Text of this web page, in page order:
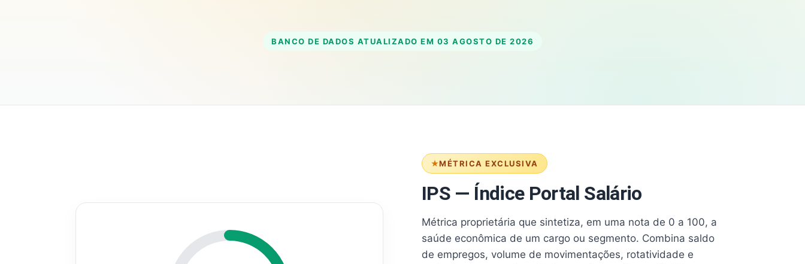
BANCO DE DADOS ATUALIZADO EM 03 AGOSTO DE 2026
MÉTRICA EXCLUSIVA
IPS — Índice Portal Salário
Métrica proprietária que sintetiza, em uma nota de 0 a 100, a
saúde econômica de um cargo ou segmento. Combina saldo
de empregos, volume de movimentações, rotatividade e